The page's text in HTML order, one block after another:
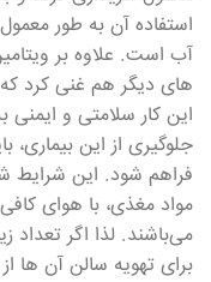
های دیگر هم غنی کرد
این کار سلامتی و ایمنی
جلوگیری از این بیماری،
فراهم شود. این شرایط
مواد مغذی، با هوای
می‌باشند. لذا اگر تعداد
برای تهویه سالن آن ها